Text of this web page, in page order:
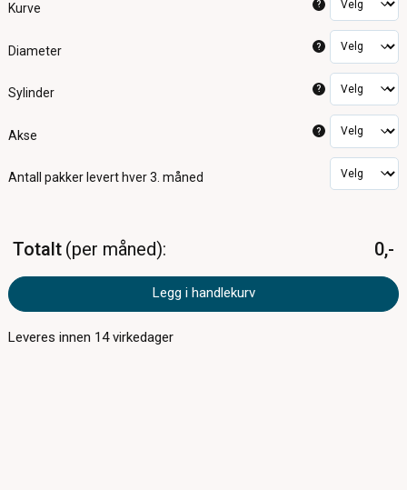
Kurve ?
Diameter ?
Sylinder ?
Akse ?
Antall pakker levert hver 3. måned
Totalt per måned 0,-
Legg i handlekurv
Leveres innen 14virkedager